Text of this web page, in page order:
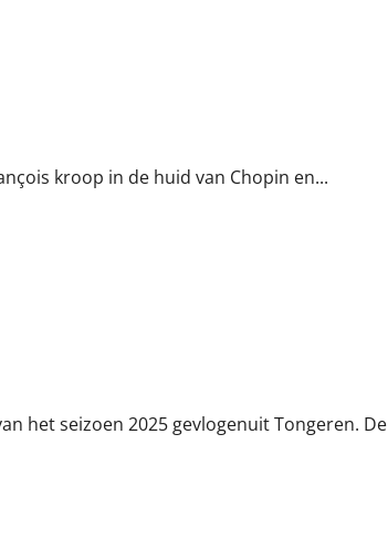
kroop in de huid van Chopin en...
het seizoen 2025 gevlogenuit Tongeren. De